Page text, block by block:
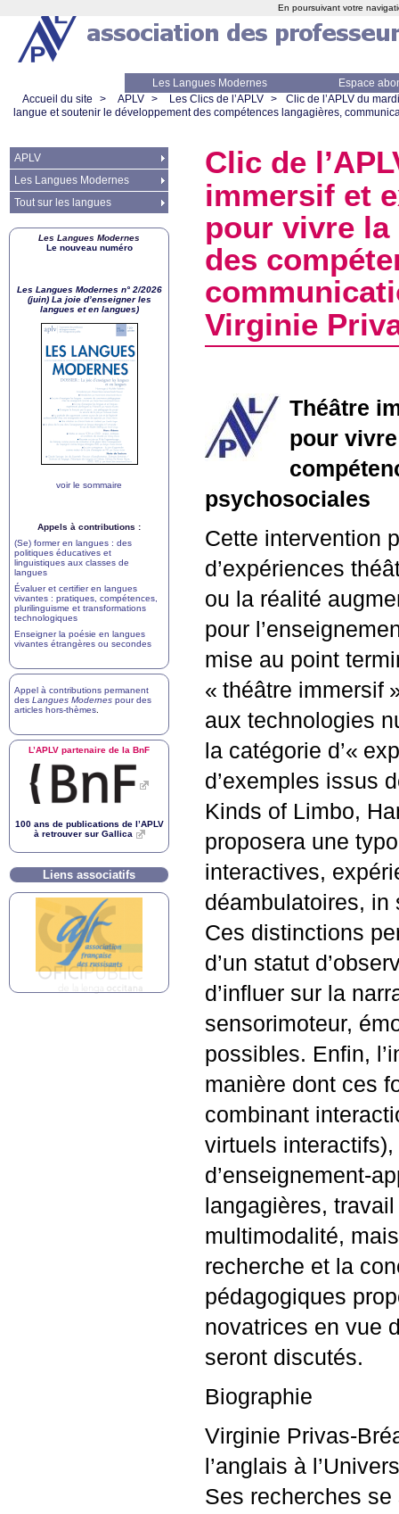
Les Langues Modernes
Espace
Accueil du site
> APLV > Les Clics de l’APLV > Clic de l’APLV du
langue et soutenir le développement des compétences langagières,
Clic de l’
immersif et
pour vivre la
des
Virginie
Théâtre
pour
psychosociales
Cette intervention
d’expériences
ou la réalité
pour
mise au point
« théâtre immersif
aux technologies
la catégorie d’«
d’exemples issus
Kinds of Limbo,
proposera une
interactives,
déambulatoires,
Ces distinctions
d’un statut
d’influer sur la
sensorimoteur,
possibles. Enfin,
manière dont ces
combinant
virtuels
d’enseignement-
langagières,
multimodalité,
recherche et la
pédagogiques
novatrices en vue
seront discutés.
Biographie
Virginie Privas-
l’anglais à
Ses recherches
APLV
Les Langues Modernes
Tout sur les langues
Les Langues Modernes
Le nouveau numéro
Les Langues Modernes n° 2/2026
(juin) La joie d’enseigner les
langues et en langues)
voir le sommaire
Appels à contributions :
(Se) former en langues : des
politiques éducatives et
linguistiques aux classes de
langues
Évaluer et certifier en langues
vivantes : pratiques, compétences,
plurilinguisme et transformations
technologiques
Enseigner la poésie en langues
vivantes étrangères ou secondes
Appel à contributions permanent
des Langues Modernes pour des
articles hors-thèmes
L’APLV partenaire de la BnF
100 ans de publications de l’APLV
à retrouver sur Gallica
Liens associatifs
En poursuivant votre